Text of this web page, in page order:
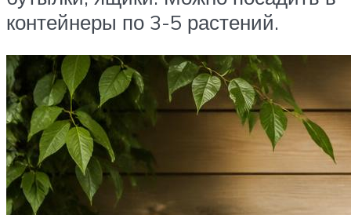
контейнеры по 3-5 растений.